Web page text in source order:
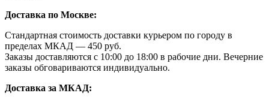
Доставка по Москве:
Стандартная стоимость доставки курьером по городу в
пределах МКАД — 450 руб.
Заказы доставляются с 10:00 до 18:00 в рабочие дни. Вечерние
заказы обговариваются индивидуально.
Доставка за МКАД: